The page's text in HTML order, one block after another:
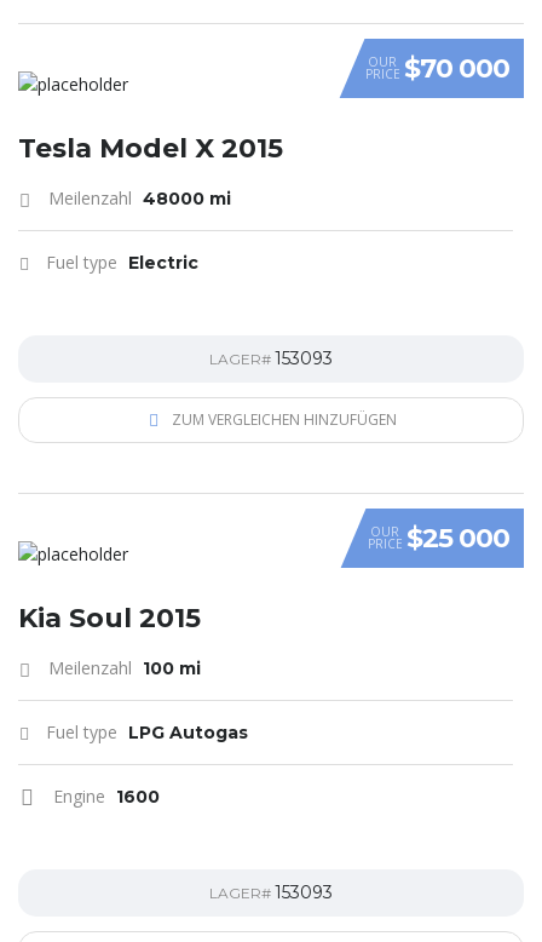
OUR
PRICE $70 000
Tesla Model X 2015
Meilenzahl 48000 mi
Fuel type Electric
LAGER# 153093
ZUM VERGLEICHEN HINZUFÜGEN
VIDEO
OUR
PRICE $25 000
Kia Soul 2015
Meilenzahl 100 mi
Fuel type LPG Autogas
Engine 1600
LAGER# 153093